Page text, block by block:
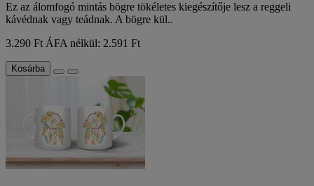
Ez az álomfogó mintás bögre tökéletes kiegészítője lesz a reggeli
kávédnak vagy teádnak. A bögre kül..
3.290 Ft ÁFA nélkül: 2.591 Ft
Kosárba